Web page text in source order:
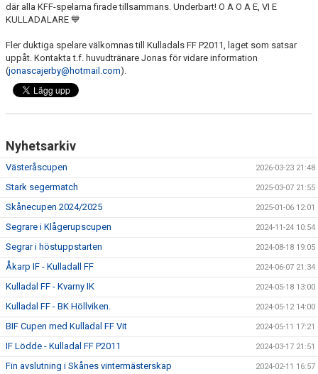
där alla KFF-spelarna firade tillsammans. Underbart! O A O A E, VI E
KULLADALARE 💙
Fler duktiga spelare välkomnas till Kulladals FF P2011, laget som satsar
uppåt. Kontakta t.f. huvudtränare Jonas för vidare information
(jonascajerby@hotmail.com).
Nyhetsarkiv
Västeråscupen 2026-03-23 21:48
Stark segermatch 2025-03-07 21:55
Skånecupen 2024/2025 2025-01-06 12:01
Segrare i Klågerupscupen 2024-11-24 10:54
Segrar i höstuppstarten 2024-08-18 19:05
Åkarp IF - Kulladall FF 2024-06-07 21:34
Kulladal FF - Kvarny IK 2024-05-18 13:00
Kulladal FF - BK Höllviken. 2024-05-12 14:00
BIF Cupen med Kulladal FF Vit 2024-05-11 17:21
IF Lödde - Kulladal FF P2011 2024-03-17 21:51
Fin avslutning i Skånes vintermästerskap 2024-02-11 16:57